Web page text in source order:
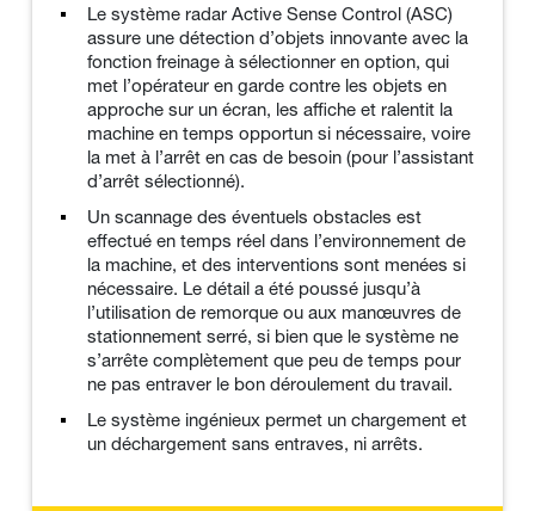
Le système radar Active Sense Control (ASC)
assure une détection d’objets innovante avec la
fonction freinage à sélectionner en option, qui
met l’opérateur en garde contre les objets en
approche sur un écran, les affiche et ralentit la
machine en temps opportun si nécessaire, voire
la met à l’arrêt en cas de besoin (pour l’assistant
d’arrêt sélectionné).
Un scannage des éventuels obstacles est
effectué en temps réel dans l’environnement de
la machine, et des interventions sont menées si
nécessaire. Le détail a été poussé jusqu’à
l’utilisation de remorque ou aux manœuvres de
stationnement serré, si bien que le système ne
s’arrête complètement que peu de temps pour
ne pas entraver le bon déroulement du travail.
Le système ingénieux permet un chargement et
un déchargement sans entraves, ni arrêts.